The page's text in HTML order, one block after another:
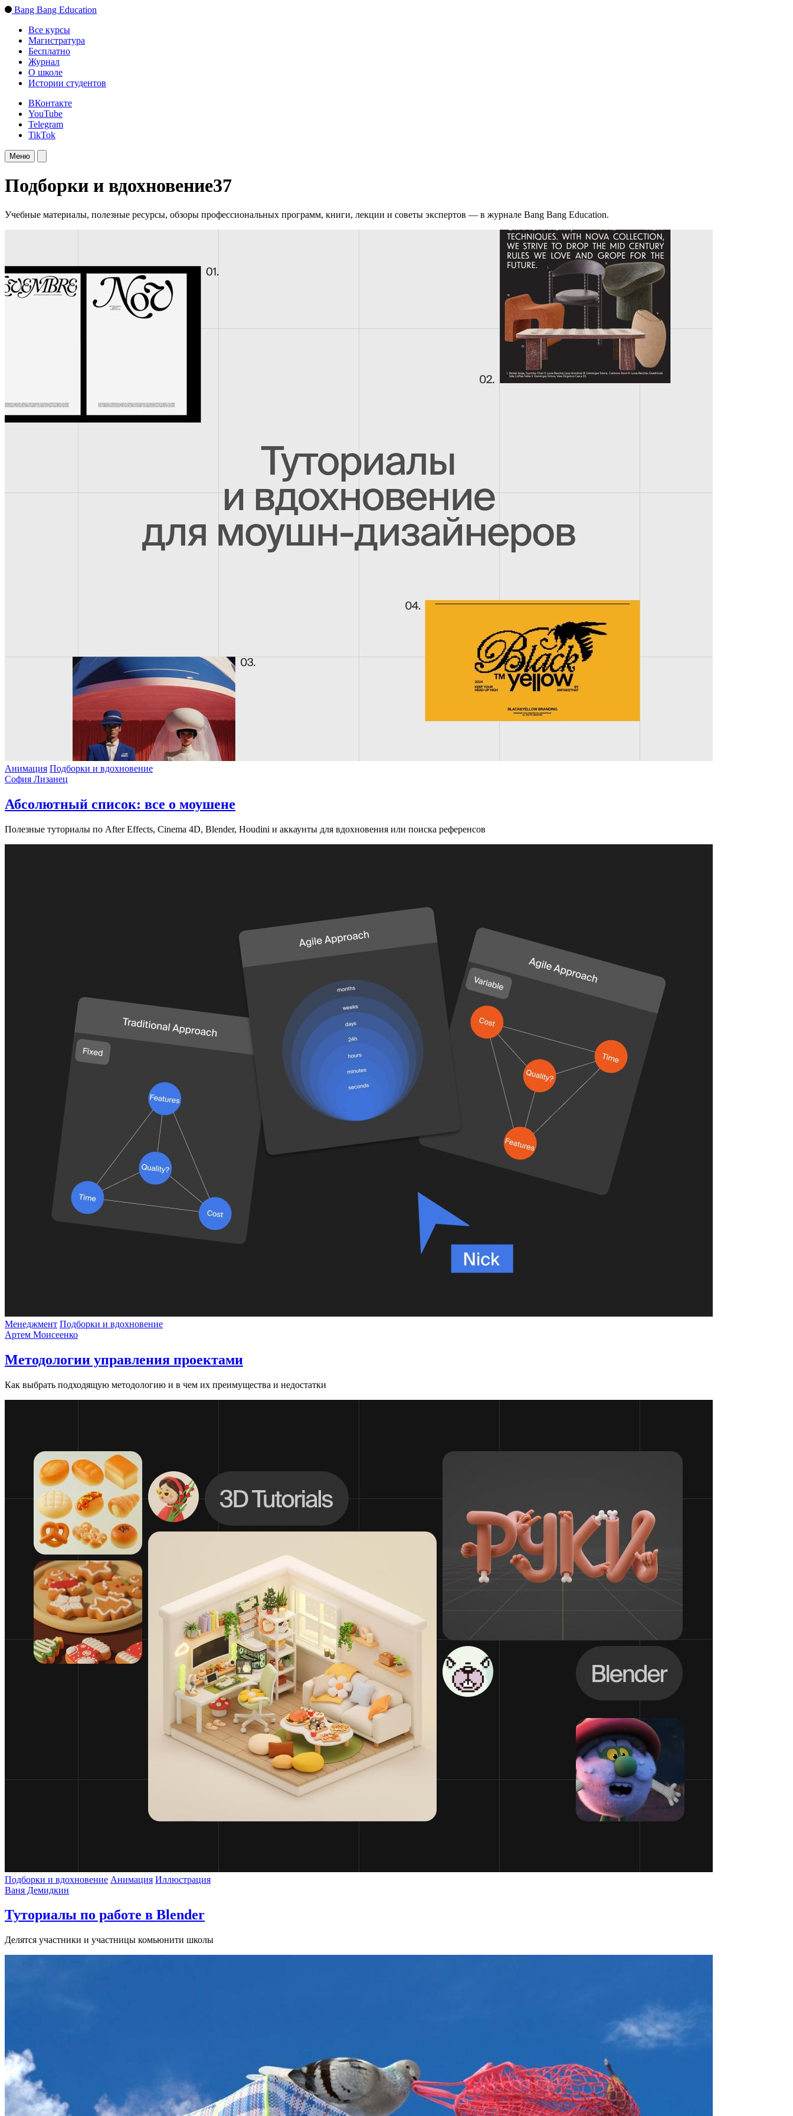
Bang Bang Education
Все курсы
Магистратура
Бесплатно
Журнал
О школе
Истории студентов
ВКонтакте
YouTube
Telegram
TikTok
Меню
Подборки и вдохновение37
Учебные материалы, полезные ресурсы, обзоры профессиональных программ, книги, лекции и советы экспертов — в журнале Bang Bang Education.
Анимация Подборки и вдохновение
София Лизанец
Абсолютный список: все о моушене
Полезные туториалы по After Effects, Cinema 4D, Blender, Houdini и аккаунты для вдохновения или поиска референсов
Менеджмент Подборки и вдохновение
Артем Моисеенко
Методологии управления проектами
Как выбрать подходящую методологию и в чем их преимущества и недостатки
Подборки и вдохновение Анимация Иллюстрация
Ваня Демидкин
Туториалы по работе в Blender
Делятся участники и участницы комьюнити школы